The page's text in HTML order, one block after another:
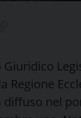
Giuridico
Regione
diffuso nel